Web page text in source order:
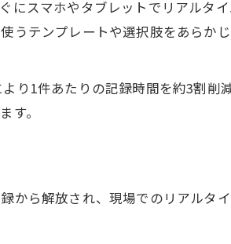
にスマホやタブレットでリアルタ
うテンプレートや選択肢をあらか
り1件あたりの記録時間を約3割削
す。
から解放され、現場でのリアルタ